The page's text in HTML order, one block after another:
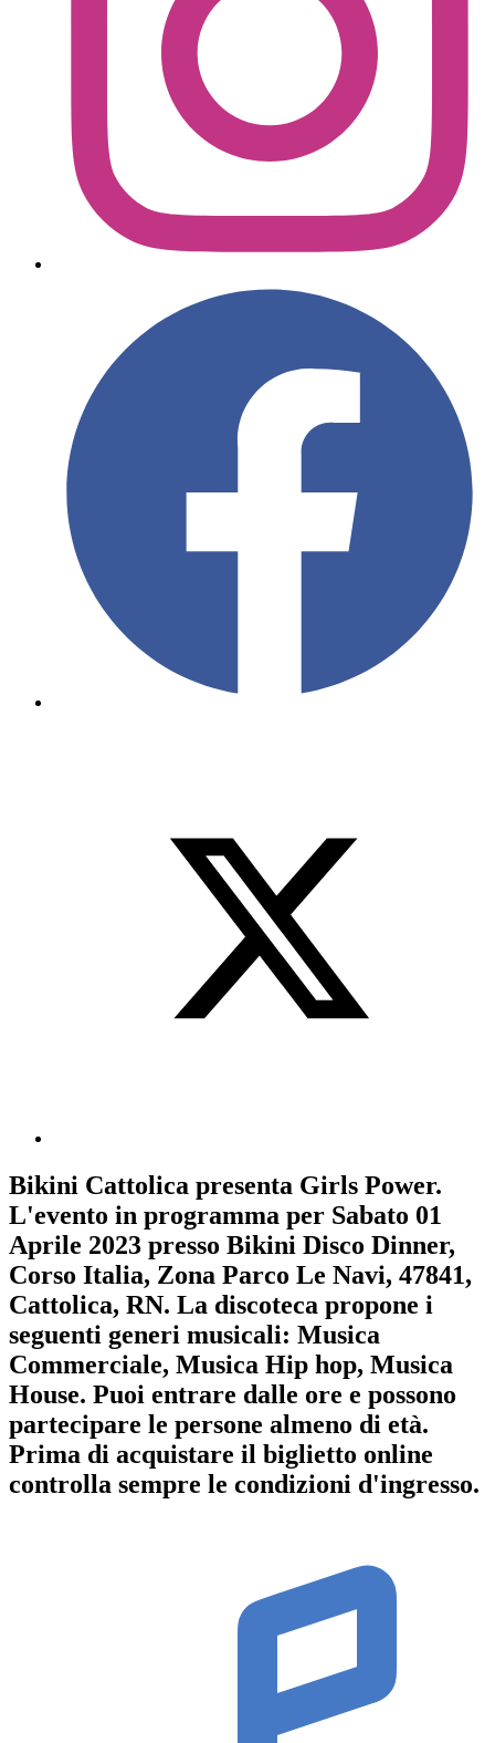
Bikini Cattolica presenta Girls Power.
L'evento in programma per Sabato 01
Aprile 2023 presso Bikini Disco Dinner,
Corso Italia, Zona Parco Le Navi, 47841,
Cattolica, RN. La discoteca propone i
seguenti generi musicali: Musica
Commerciale, Musica Hip hop, Musica
House. Puoi entrare dalle ore e possono
partecipare le persone almeno di età.
Prima di acquistare il biglietto online
controlla sempre le condizioni d'ingresso.